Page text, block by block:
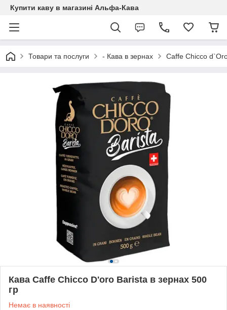
Купити каву в магазині Альфа-Кава
Товари та послуги - Кава в зернах Caffe Chicco
Кава Caffe Chicco D'oro Barista в зернах 500
гр
Немає в наявності